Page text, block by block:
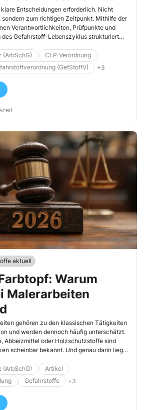
Entscheidungen erforderlich. Nicht
sondern zum richtigen Zeitpunkt. Mithilfe der
Verantwortlichkeiten, Prüfpunkte und
des Gefahrstoff-Lebenszyklus strukturiert
(ArbSchG)
CLP-Verordnung
(GefStoffV) +3
aktuell
Warum
Malerarbeiten
gehören zu den klassischen Tätigkeiten
und werden dennoch häufig unterschätzt.
Abbeizmittel oder Holzschutzstoffe sind
scheinbar bekannt. Und genau darin liegt
keine Abkürzungen
in Malerbetrieben besonders häufig
(ArbSchG)
Artikel
Gefahrstoffe +3